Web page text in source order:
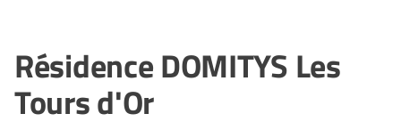
Résidence DOMITYS Les
Tours d'Or